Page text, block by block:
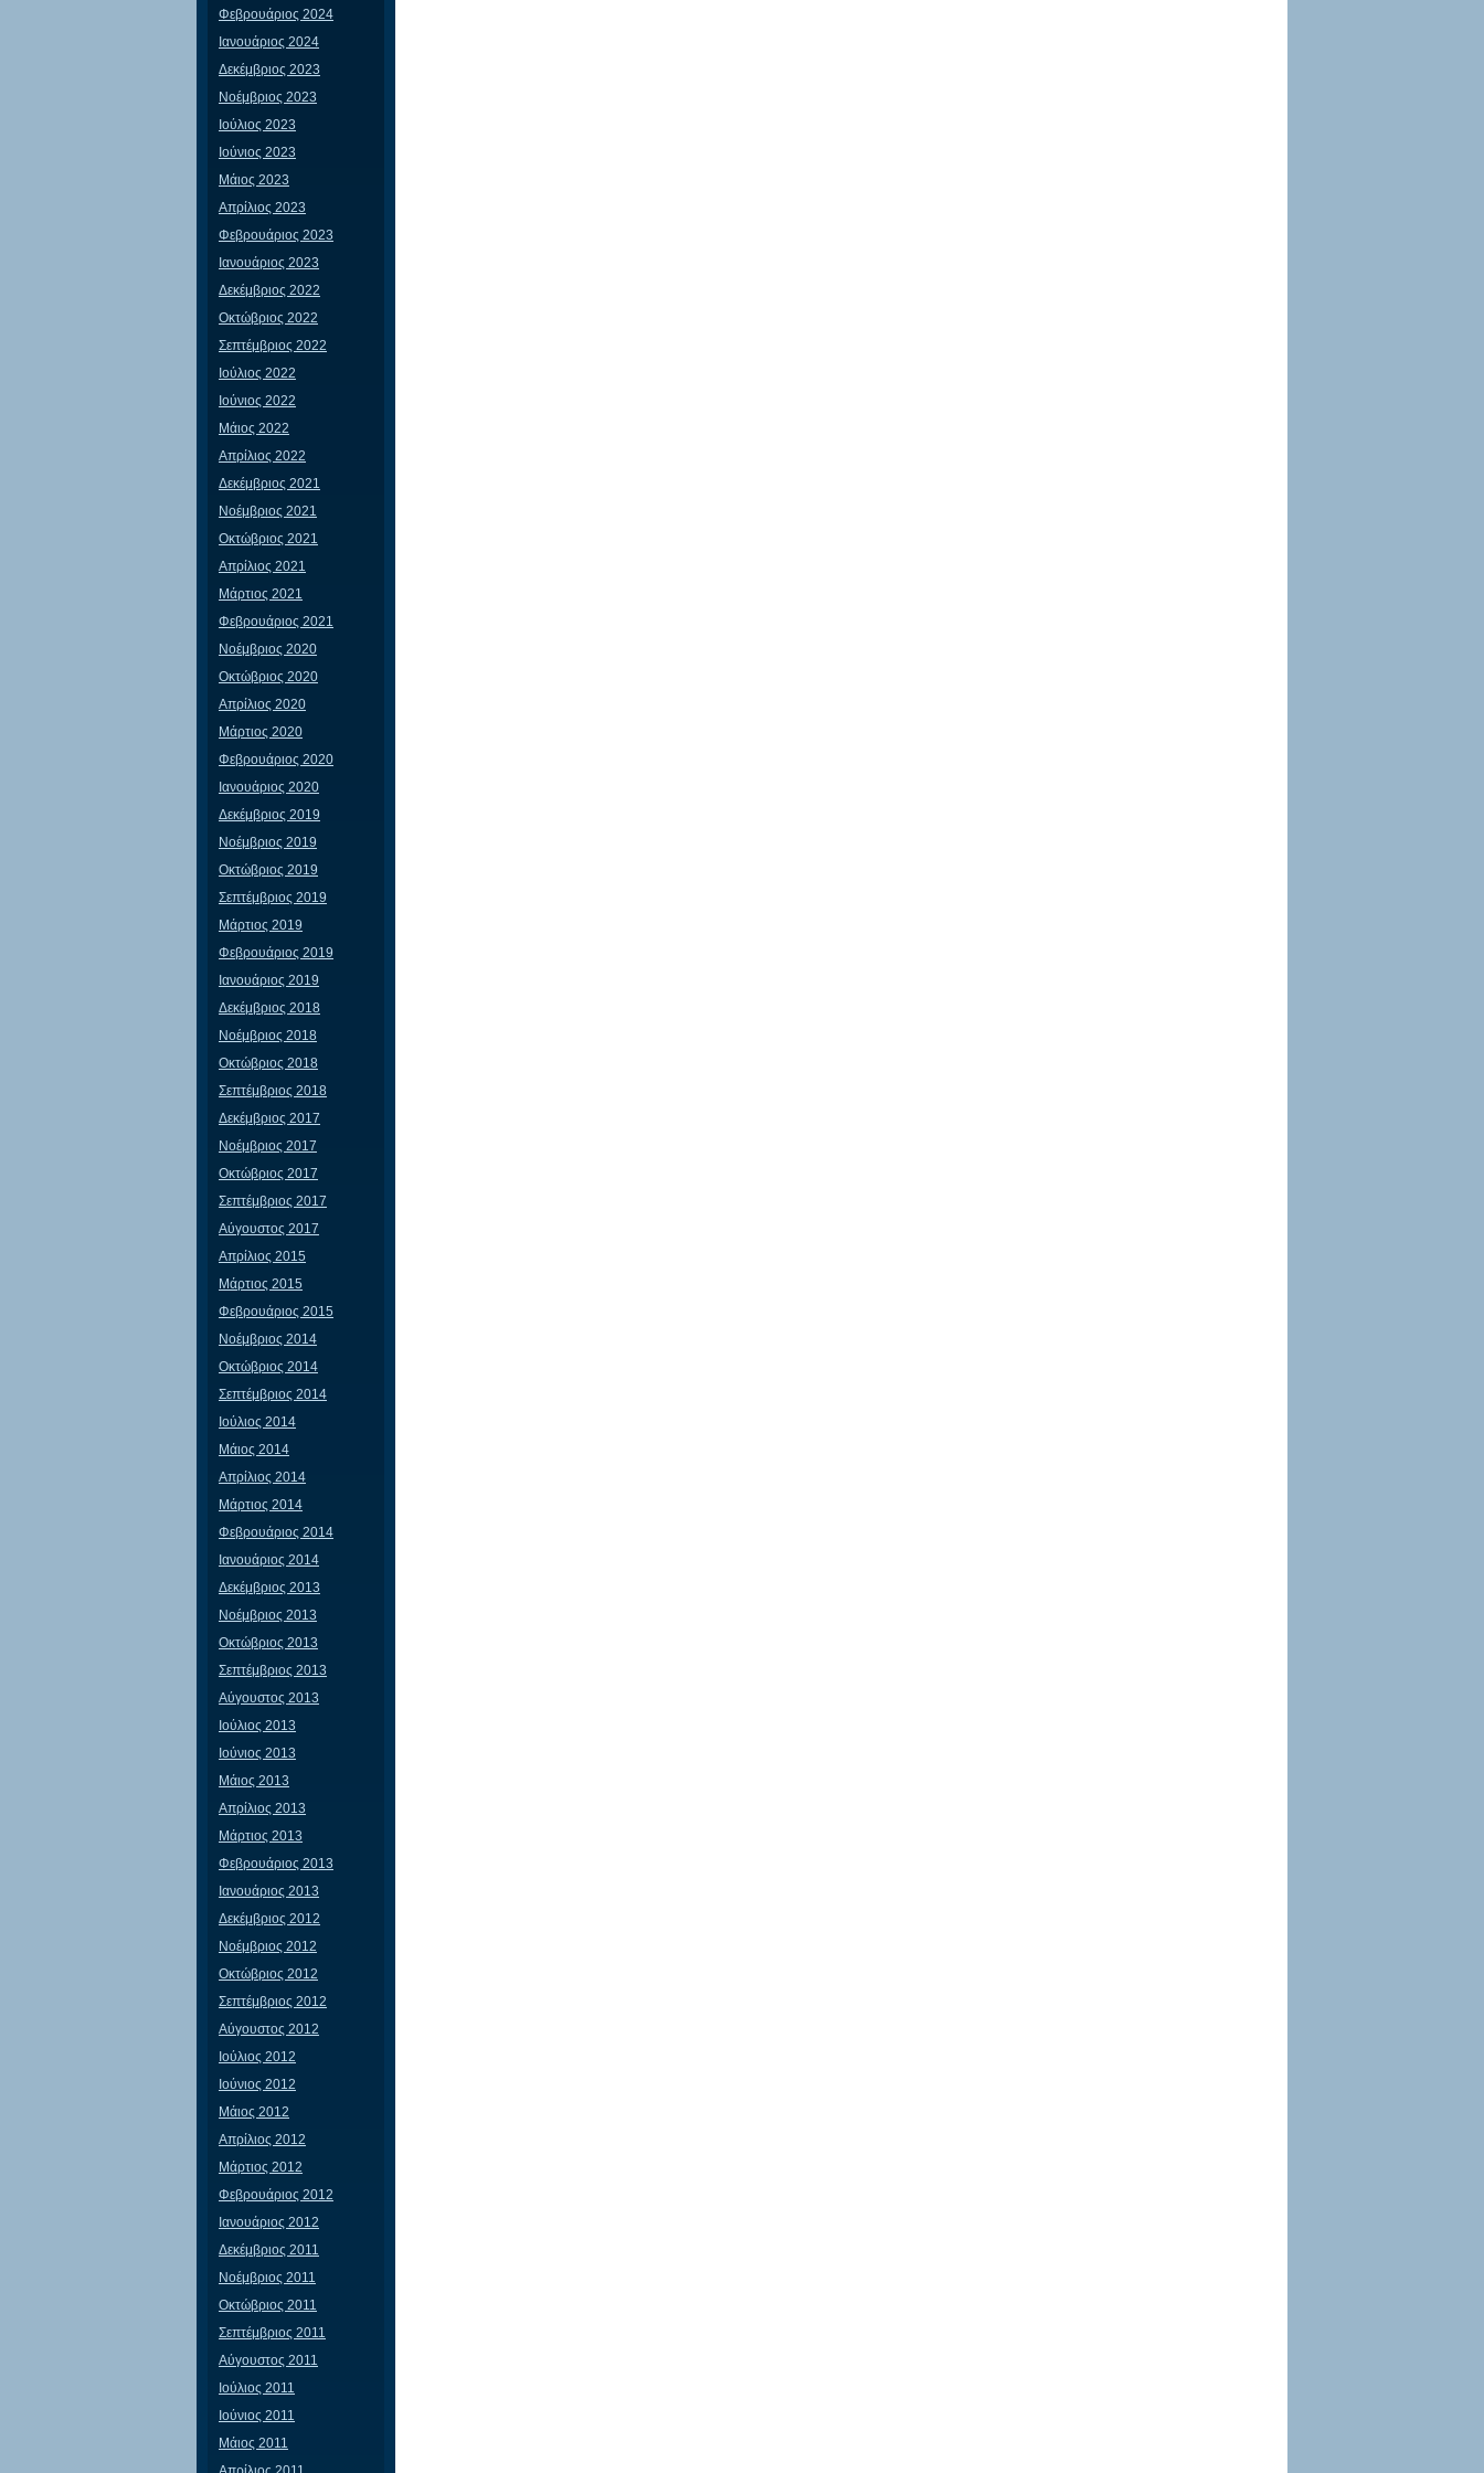
Φεβρουάριος 2024
Ιανουάριος 2024
Δεκέμβριος 2023
Νοέμβριος 2023
Ιούλιος 2023
Ιούνιος 2023
Μάιος 2023
Απρίλιος 2023
Φεβρουάριος 2023
Ιανουάριος 2023
Δεκέμβριος 2022
Οκτώβριος 2022
Σεπτέμβριος 2022
Ιούλιος 2022
Ιούνιος 2022
Μάιος 2022
Απρίλιος 2022
Δεκέμβριος 2021
Νοέμβριος 2021
Οκτώβριος 2021
Απρίλιος 2021
Μάρτιος 2021
Φεβρουάριος 2021
Νοέμβριος 2020
Οκτώβριος 2020
Απρίλιος 2020
Μάρτιος 2020
Φεβρουάριος 2020
Ιανουάριος 2020
Δεκέμβριος 2019
Νοέμβριος 2019
Οκτώβριος 2019
Σεπτέμβριος 2019
Μάρτιος 2019
Φεβρουάριος 2019
Ιανουάριος 2019
Δεκέμβριος 2018
Νοέμβριος 2018
Οκτώβριος 2018
Σεπτέμβριος 2018
Δεκέμβριος 2017
Νοέμβριος 2017
Οκτώβριος 2017
Σεπτέμβριος 2017
Αύγουστος 2017
Απρίλιος 2015
Μάρτιος 2015
Φεβρουάριος 2015
Νοέμβριος 2014
Οκτώβριος 2014
Σεπτέμβριος 2014
Ιούλιος 2014
Μάιος 2014
Απρίλιος 2014
Μάρτιος 2014
Φεβρουάριος 2014
Ιανουάριος 2014
Δεκέμβριος 2013
Νοέμβριος 2013
Οκτώβριος 2013
Σεπτέμβριος 2013
Αύγουστος 2013
Ιούλιος 2013
Ιούνιος 2013
Μάιος 2013
Απρίλιος 2013
Μάρτιος 2013
Φεβρουάριος 2013
Ιανουάριος 2013
Δεκέμβριος 2012
Νοέμβριος 2012
Οκτώβριος 2012
Σεπτέμβριος 2012
Αύγουστος 2012
Ιούλιος 2012
Ιούνιος 2012
Μάιος 2012
Απρίλιος 2012
Μάρτιος 2012
Φεβρουάριος 2012
Ιανουάριος 2012
Δεκέμβριος 2011
Νοέμβριος 2011
Οκτώβριος 2011
Σεπτέμβριος 2011
Αύγουστος 2011
Ιούλιος 2011
Ιούνιος 2011
Μάιος 2011